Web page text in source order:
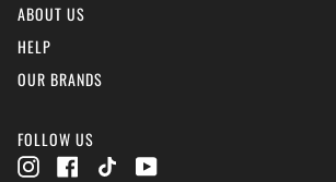
ABOUT US
HELP
OUR BRANDS
FOLLOW US
InstagramFacebookTikTokYouTube